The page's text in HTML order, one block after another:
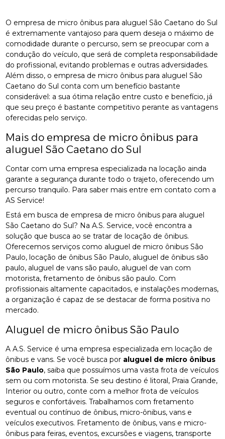
O empresa de micro ônibus para aluguel São Caetano do Sul
é extremamente vantajoso para quem deseja o máximo de
comodidade durante o percurso, sem se preocupar com a
condução do veículo, que será de completa responsabilidade
do profissional, evitando problemas e outras adversidades.
Além disso, o empresa de micro ônibus para aluguel São
Caetano do Sul conta com um benefício bastante
considerável: a sua ótima relação entre custo e benefício, já
que seu preço é bastante competitivo perante as vantagens
oferecidas pelo serviço.
Mais do empresa de micro ônibus para
aluguel São Caetano do Sul
Contar com uma empresa especializada na locação ainda
garante a segurança durante todo o trajeto, oferecendo um
percurso tranquilo. Para saber mais entre em contato com a
AS Service!
Está em busca de empresa de micro ônibus para aluguel
São Caetano do Sul? Na A.S. Service, você encontra a
solução que busca ao se tratar de locação de ônibus.
Oferecemos serviços como aluguel de micro ônibus São
Paulo, locação de ônibus São Paulo, aluguel de ônibus são
paulo, aluguel de vans são paulo, aluguel de van com
motorista, fretamento de ônibus são paulo. Com
profissionais altamente capacitados, e instalações modernas,
a organização é capaz de se destacar de forma positiva no
mercado.
Aluguel de micro ônibus São Paulo
A A.S. Service é uma empresa especializada em locação de
ônibus e vans. Se você busca por aluguel de micro ônibus
São Paulo, saiba que possuímos uma vasta frota de veículos
sem ou com motorista. Se seu destino é litoral, Praia Grande,
Interior ou outro, conte com a melhor frota de veículos
seguros e confortáveis. Trabalhamos com fretamento
eventual ou contínuo de ônibus, micro-ônibus, vans e
veículos executivos. Fretamento de ônibus, vans e micro-
ônibus para feiras, eventos, excursões e viagens, transporte